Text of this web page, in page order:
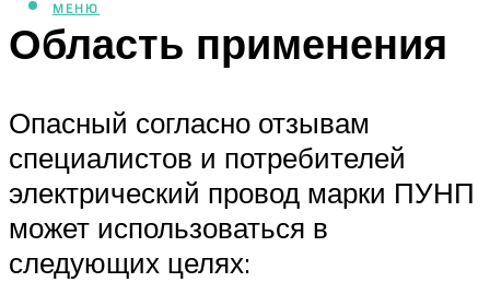
МЕНЮ
Область применения
Опасный согласно отзывам
специалистов и потребителей
электрический провод марки ПУНП
может использоваться в
следующих целях: